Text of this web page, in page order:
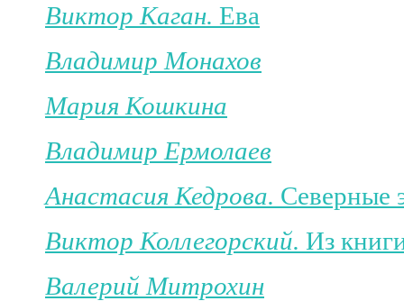
Виктор Каган. Ева
Владимир Монахов
Мария Кошкина
Владимир Ермолаев
Анастасия Кедрова. Северные
Виктор Коллегорский. Из
Валерий Митрохин